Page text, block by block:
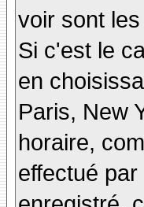
voir sont
Si c'est le
en
Paris, New
horaire,
effectué